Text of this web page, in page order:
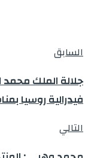
السابق
جلالة الملك
فيدرالية روسيا
التالي